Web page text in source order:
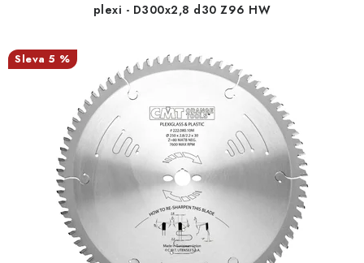
plexi - D300x2,8 d30 Z96 HW
5 %